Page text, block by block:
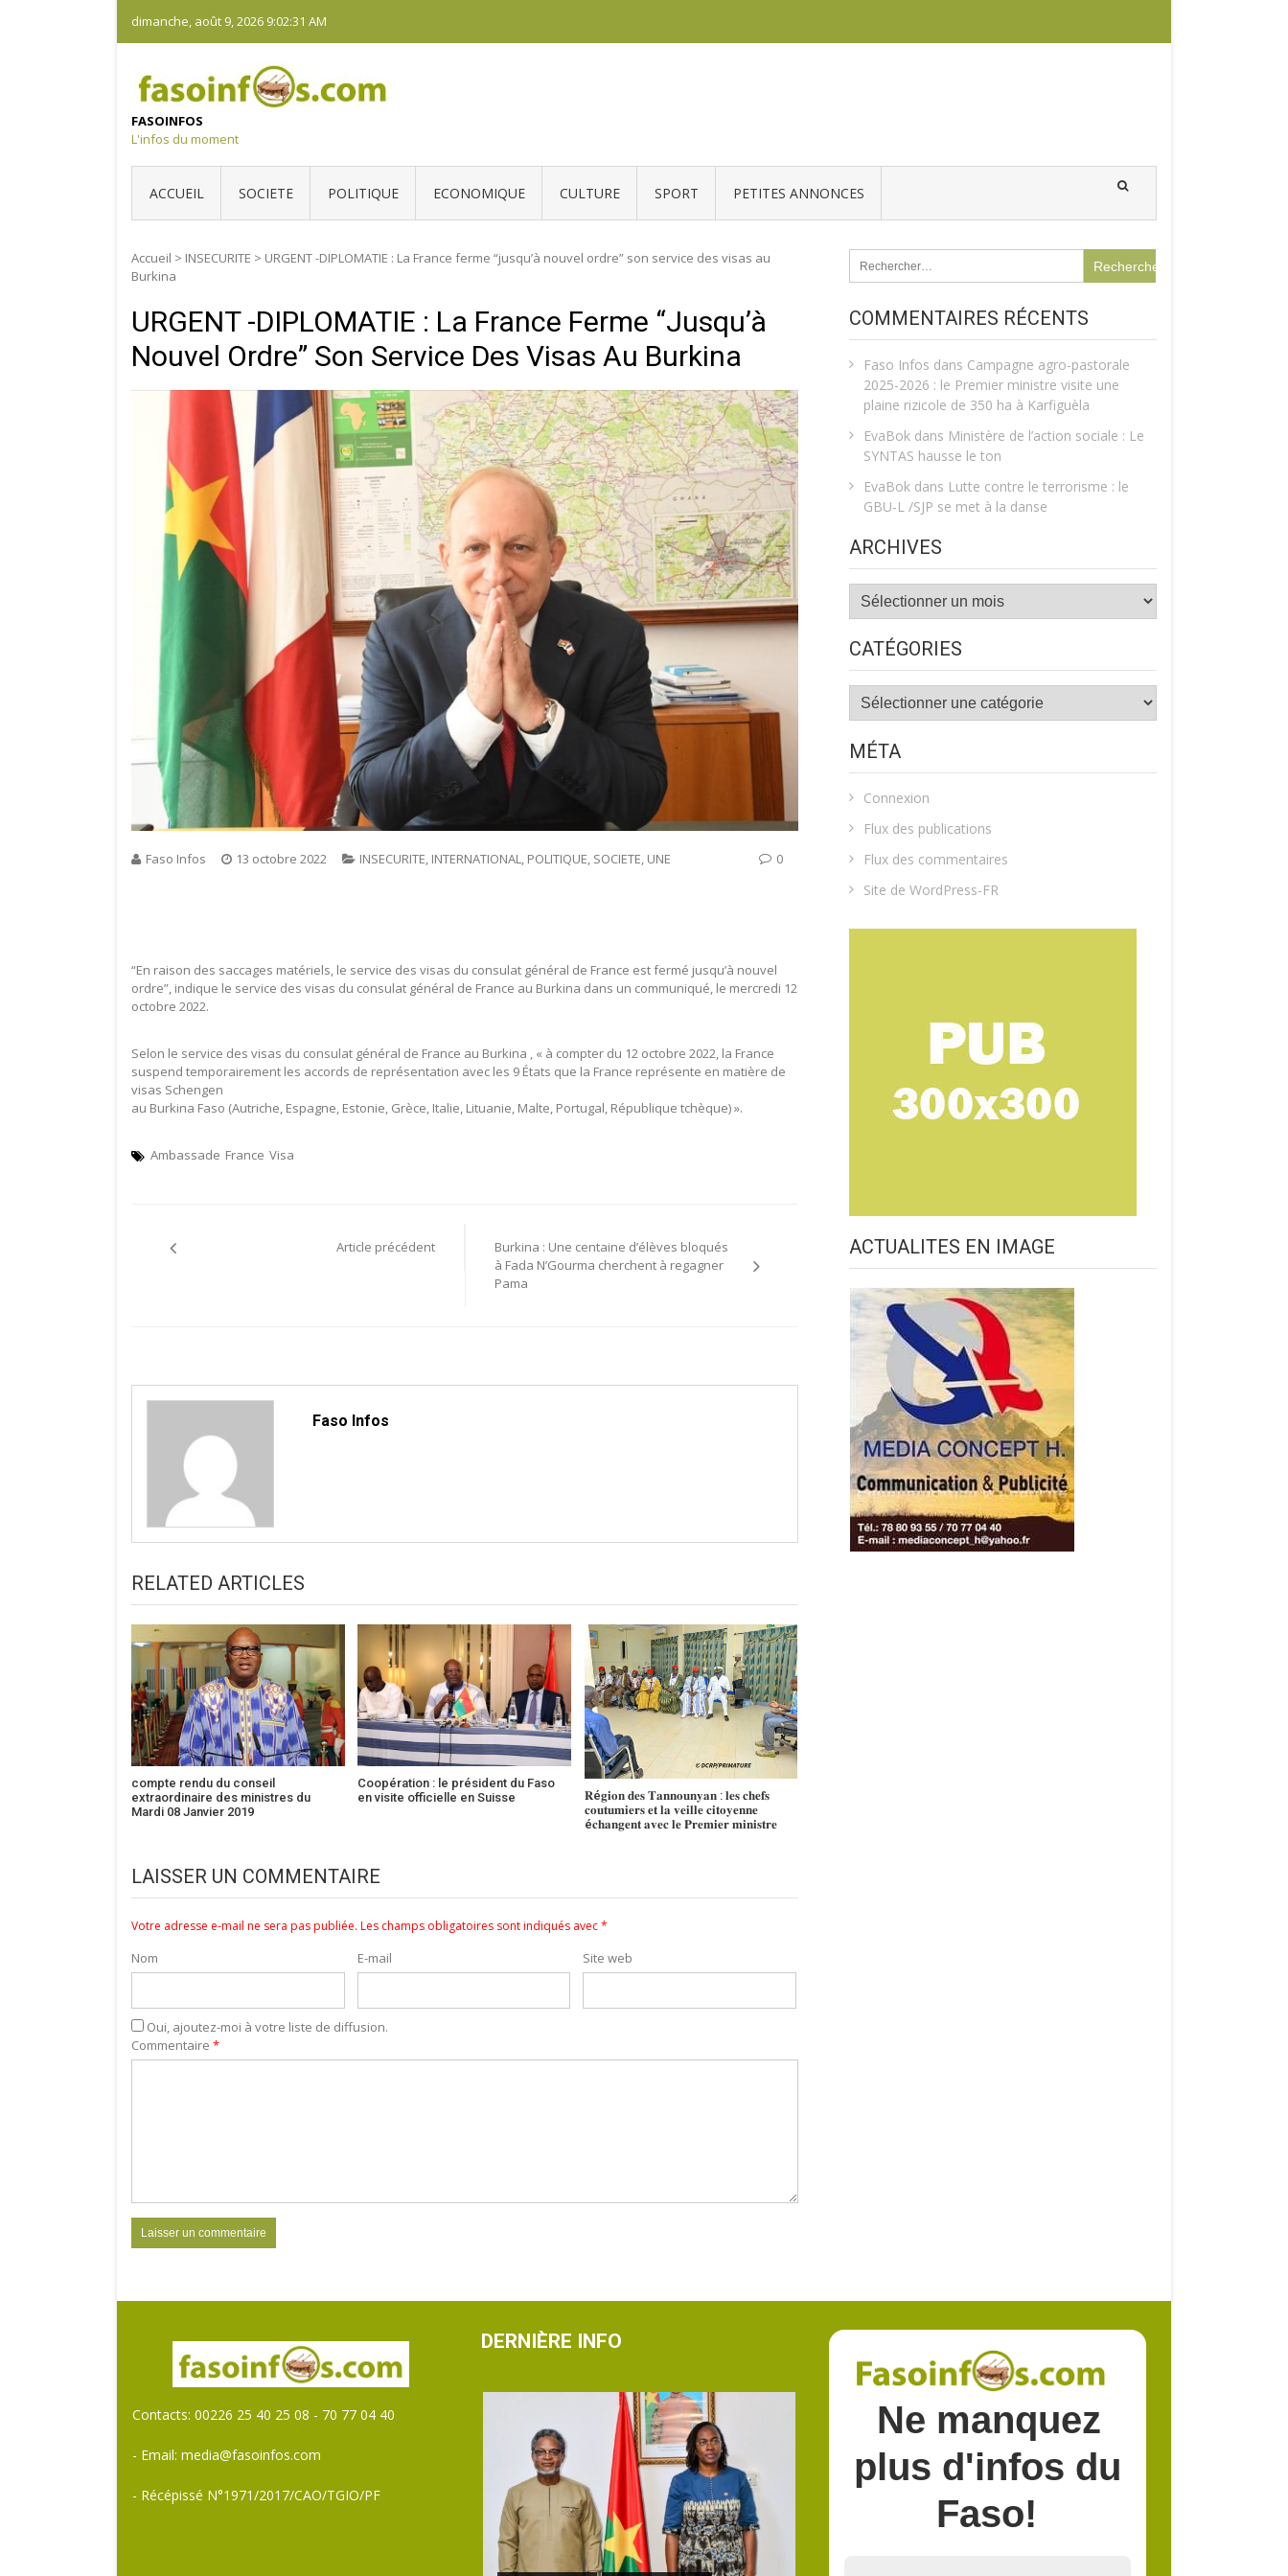
content
dimanche, août 9, 2026 9:02:32 AM
FASOINFOS
L'infos du moment
ACCUEIL SOCIETE POLITIQUE ECONOMIQUE CULTURE SPORT PETITES ANNONCES
Accueil > INSECURITE > URGENT -DIPLOMATIE : La France ferme “jusqu’à nouvel ordre” son service des visas au
Burkina
URGENT -DIPLOMATIE : La France Ferme “jusqu’à
Nouvel Ordre” Son Service Des Visas Au Burkina
Faso Infos 13 octobre 2022 INSECURITE, INTERNATIONAL, POLITIQUE, SOCIETE, UNE 0
“En raison des saccages matériels, le service des visas du consulat général de France est fermé jusqu’à nouvel
ordre”, indique le service des visas du consulat général de France au Burkina dans un communiqué, le mercredi 12
octobre 2022.
Selon le service des visas du consulat général de France au Burkina , « à compter du 12 octobre 2022, la France
suspend temporairement les accords de représentation avec les 9 États que la France représente en matière de
visas Schengen
au Burkina Faso (Autriche, Espagne, Estonie, Grèce, Italie, Lituanie, Malte, Portugal, République tchèque) ».
Ambassade France Visa
de
Article précédent
Burkina : Une centaine d’élèves bloqués
à Fada N’Gourma cherchent à regagner
Pama
Faso Infos
RELATED ARTICLES
compte rendu du conseil
extraordinaire des ministres du
Mardi 08 Janvier 2019
Coopération : le président du Faso
en visite officielle en Suisse
𝐑é𝐠𝐢𝐨𝐧 𝐝𝐞𝐬 𝐓𝐚𝐧𝐧𝐨𝐮𝐧𝐲𝐚𝐧 : 𝐥𝐞𝐬 𝐜𝐡𝐞𝐟𝐬
𝐜𝐨𝐮𝐭𝐮𝐦𝐢𝐞𝐫𝐬 𝐞𝐭 𝐥𝐚 𝐯𝐞𝐢𝐥𝐥𝐞 𝐜𝐢𝐭𝐨𝐲𝐞𝐧𝐧𝐞
é𝐜𝐡𝐚𝐧𝐠𝐞𝐧𝐭 𝐚𝐯𝐞𝐜 𝐥𝐞 𝐏𝐫𝐞𝐦𝐢𝐞𝐫 𝐦𝐢𝐧𝐢𝐬𝐭𝐫𝐞
LAISSER UN COMMENTAIRE
Votre adresse e-mail ne sera pas publiée. Les champs obligatoires sont indiqués avec*
Nom E-mail Site web
Oui, ajoutez-moi à votre liste de diffusion.
Commentaire *
COMMENTAIRES RÉCENTS
Faso Infos dans Campagne agro-pastorale
2025-2026 : le Premier ministre visite une
plaine rizicole de 350 ha à Karfiguèla
EvaBok dans Ministère de l’action sociale : Le
SYNTAS hausse le ton
EvaBok dans Lutte contre le terrorisme : le
GBU-L /SJP se met à la danse
ARCHIVES
Archives
CATÉGORIES
Catégories
MÉTA
Connexion
Flux des publications
Flux des commentaires
Site de WordPress-FR
ACTUALITES EN IMAGE
Contacts: 00226 25 40 25 08 - 70 77 04 40
- Email: media@fasoinfos.com
- Récépissé N°1971/2017/CAO/TGIO/PF
DERNIÈRE INFO
Ne manquez
plus d'infos du
Faso!